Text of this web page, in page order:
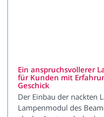
Ein anspruchsvollerer
für Kunden mit
Geschick
Der Einbau der nackten
Lampenmodul des